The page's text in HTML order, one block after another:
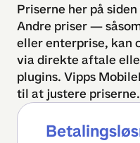
Priserne her på
Andre priser —
eller enterprise, kan
via direkte aftale
plugins. Vipps
til at justere priserne.